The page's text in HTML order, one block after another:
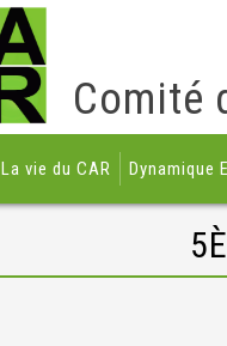
Comité
La vie du CAR Dynamique